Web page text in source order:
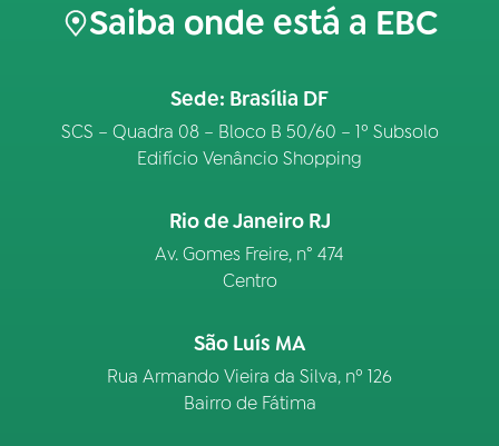
Saiba onde está a EBC
Sede: Brasília DF
SCS – Quadra 08 – Bloco B 50/60 – 1º Subsolo
Edifício Venâncio Shopping
Rio de Janeiro RJ
Av. Gomes Freire, n° 474
Centro
São Luís MA
Rua Armando Vieira da Silva, nº 126
Bairro de Fátima